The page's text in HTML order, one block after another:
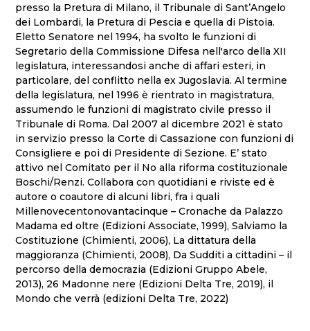
presso la Pretura di Milano, il Tribunale di Sant’Angelo
dei Lombardi, la Pretura di Pescia e quella di Pistoia.
Eletto Senatore nel 1994, ha svolto le funzioni di
Segretario della Commissione Difesa nell'arco della XII
legislatura, interessandosi anche di affari esteri, in
particolare, del conflitto nella ex Jugoslavia. Al termine
della legislatura, nel 1996 è rientrato in magistratura,
assumendo le funzioni di magistrato civile presso il
Tribunale di Roma. Dal 2007 al dicembre 2021 è stato
in servizio presso la Corte di Cassazione con funzioni di
Consigliere e poi di Presidente di Sezione. E’ stato
attivo nel Comitato per il No alla riforma costituzionale
Boschi/Renzi. Collabora con quotidiani e riviste ed è
autore o coautore di alcuni libri, fra i quali
Millenovecentonovantacinque – Cronache da Palazzo
Madama ed oltre (Edizioni Associate, 1999), Salviamo la
Costituzione (Chimienti, 2006), La dittatura della
maggioranza (Chimienti, 2008), Da Sudditi a cittadini – il
percorso della democrazia (Edizioni Gruppo Abele,
2013), 26 Madonne nere (Edizioni Delta Tre, 2019), il
Mondo che verrà (edizioni Delta Tre, 2022)